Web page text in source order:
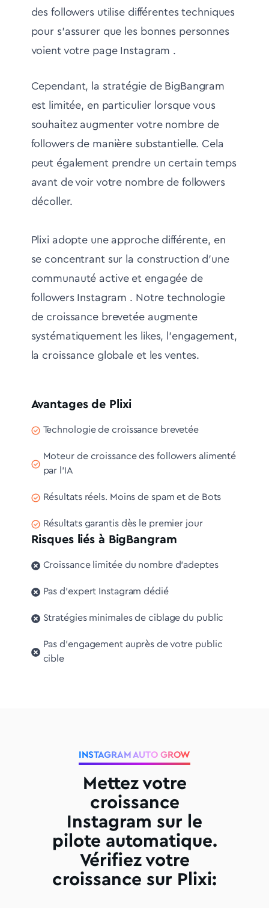
des followers utilise différentes techniques
pour s'assurer que les bonnes personnes
voient votre page Instagram .
Cependant, la stratégie de BigBangram
est limitée, en particulier lorsque vous
souhaitez augmenter votre nombre de
followers de manière substantielle. Cela
peut également prendre un certain temps
avant de voir votre nombre de followers
décoller.
Plixi adopte une approche différente, en
se concentrant sur la construction d'une
communauté active et engagée de
followers Instagram . Notre technologie
de croissance brevetée augmente
systématiquement les likes, l'engagement,
la croissance globale et les ventes.
Avantages de Plixi
Technologie de croissance brevetée
Moteur de croissance des followers alimenté
par l'IA
Résultats réels. Moins de spam et de Bots
Résultats garantis dès le premier jour
Risques liés à BigBangram
Croissance limitée du nombre d'adeptes
Pas d'expert Instagram dédié
Stratégies minimales de ciblage du public
Pas d'engagement auprès de votre public
cible
INSTAGRAM AUTO GROW
Mettez votre
croissance
Instagram sur le
pilote automatique.
Vérifiez votre
croissance sur Plixi: